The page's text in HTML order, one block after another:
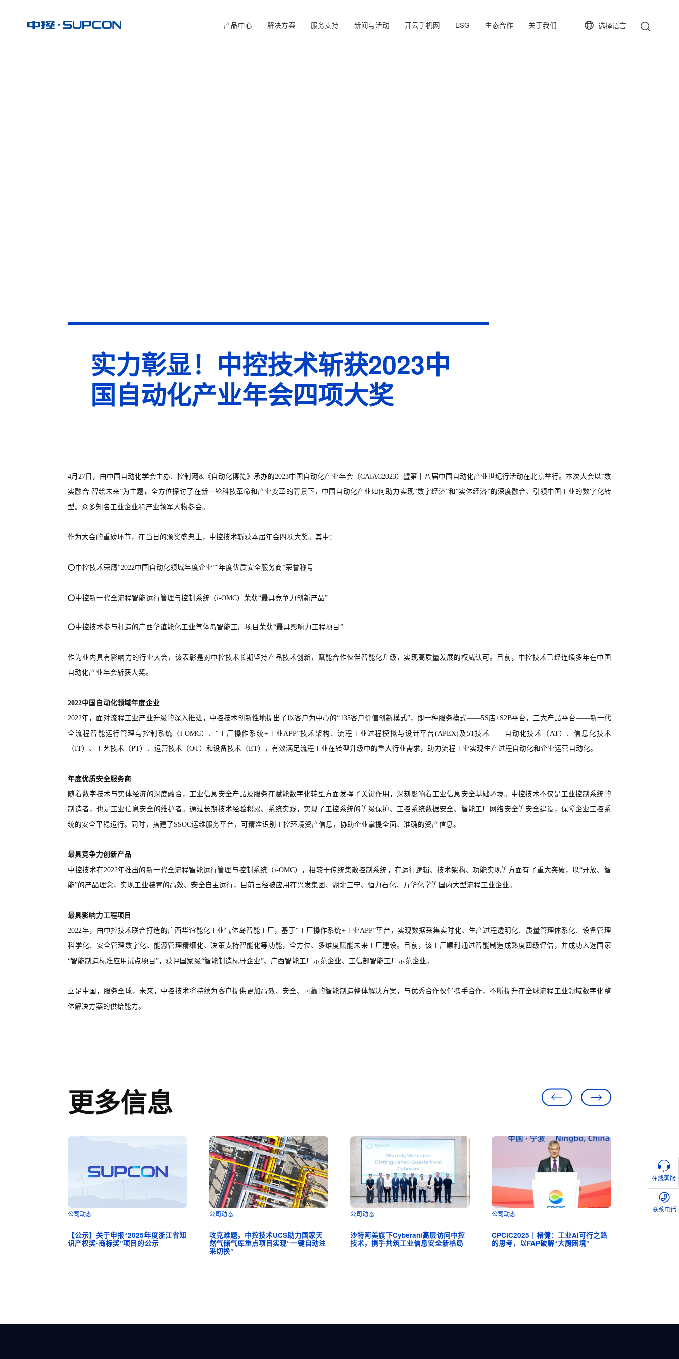
产品中心 解决方案 服务支持 新闻与活动 开云手机网 ESG 生态合作 关于我们 选择语言
在线客服
联系电话
实力彰显！中控技术斩获2023中
国自动化产业年会四项大奖
4月27日，由中国自动化学会主办、控制网&《自动化博览》承办的2023中国自动化产业年会（CAIAC2023）暨第十八届中国自动化产业世纪行活动在北京举行。本次大会以“数
实融合 智绘未来”为主题，全方位探讨了在新一轮科技革命和产业变革的背景下，中国自动化产业如何助力实现“数字经济”和“实体经济”的深度融合、引领中国工业的数字化转
型。众多知名工业企业和产业领军人物参会。
作为大会的重磅环节，在当日的颁奖盛典上，中控技术斩获本届年会四项大奖。其中：
⭕中控技术荣膺“2022中国自动化领域年度企业”“年度优质安全服务商”荣誉称号
⭕中控新一代全流程智能运行管理与控制系统（i-OMC）荣获“最具竞争力创新产品”
⭕中控技术参与打造的广西华谊能化工业气体岛智能工厂项目荣获“最具影响力工程项目”
作为业内具有影响力的行业大会，该表彰是对中控技术长期坚持产品技术创新，赋能合作伙伴智能化升级，实现高质量发展的权威认可。目前，中控技术已经连续多年在中国
自动化产业年会斩获大奖。
2022中国自动化领域年度企业
2022年，面对流程工业产业升级的深入推进，中控技术创新性地提出了以客户为中心的“135客户价值创新模式”，即一种服务模式——5S店+S2B平台，三大产品平台——新一代
全流程智能运行管理与控制系统（i-OMC）、“工厂操作系统+工业APP”技术架构、流程工业过程模拟与设计平台(APEX)及5T技术——自动化技术（AT）、信息化技术
（IT）、工艺技术（PT）、运营技术（OT）和设备技术（ET），有效满足流程工业在转型升级中的重大行业需求，助力流程工业实现生产过程自动化和企业运营自动化。
年度优质安全服务商
随着数字技术与实体经济的深度融合，工业信息安全产品及服务在赋能数字化转型方面发挥了关键作用，深刻影响着工业信息安全基础环境。中控技术不仅是工业控制系统的
制造者，也是工业信息安全的维护者。通过长期技术经验积累、系统实践，实现了工控系统的等级保护、工控系统数据安全、智能工厂网络安全等安全建设，保障企业工控系
统的安全平稳运行。同时，搭建了SSOC运维服务平台，可精准识别工控环境资产信息，协助企业掌提全面、准确的资产信息。
最具竞争力创新产品
中控技术在2022年推出的新一代全流程智能运行管理与控制系统（i-OMC），相较于传统集散控制系统，在运行逻辑、技术架构、功能实现等方面有了重大突破，以“开放、智
能”的产品理念，实现工业装置的高效、安全自主运行，目前已经被应用在兴发集团、湖北三宁、恒力石化、万华化学等国内大型流程工业企业。
最具影响力工程项目
2022年，由中控技术联合打造的广西华谊能化工业气体岛智能工厂，基于“工厂操作系统+工业APP”平台，实现数据采集实时化、生产过程透明化、质量管理体系化、设备管理
科学化、安全管理数字化、能源管理精细化、决策支持智能化等功能，全方位、多维度赋能未来工厂建设。目前，该工厂顺利通过智能制造成熟度四级评估，并成功入选国家
“智能制造标准应用试点项目”，获评国家级“智能制造标杆企业”、广西智能工厂示范企业、工信部智能工厂示范企业。
立足中国，服务全球，未来，中控技术将持续为客户提供更加高效、安全、可靠的智能制造整体解决方案，与优秀合作伙伴携手合作，不断提升在全球流程工业领域数字化整
体解决方案的供给能力。
更多信息
公司动态
【公示】关于申报“2025年度浙江省知
识产权奖-商标奖”项目的公示
公司动态
攻克难题，中控技术UCS助力国家天
然气储气库重点项目实现“一键自动注
采切换”
公司动态
沙特阿美旗下Cyberani高层访问中控
技术，携手共筑工业信息安全新格局
公司动态
CPCIC2025｜褚健：工业AI可行之路
的思考，以FAP破解“大厨困境”